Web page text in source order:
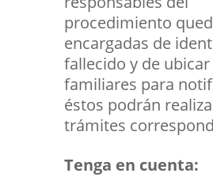
procedimiento
encargadas de
fallecido y de ubicar
familiares para
éstos podrán
trámites
Tenga en cuenta: